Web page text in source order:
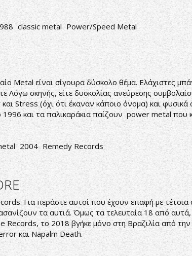
classic metal Power/Speed Metal
Metal είναι σίγουρα δύσκολο θέμα. Ελάχιστες
σκηνής, είτε δυσκολίας ανεύρεσης
Stress (όχι ότι έκαναν κάποιο όνομα) και
1996 και τα παλικαράκια παίζουν power metal που
2004 Remedy Records
Για περάστε αυτοί που έχουν επαφή με
τα αυτιά. Όμως τα τελευταία 18 από
το 2018 βγήκε μόνο στη Βραζιλία από
και Napalm Death.